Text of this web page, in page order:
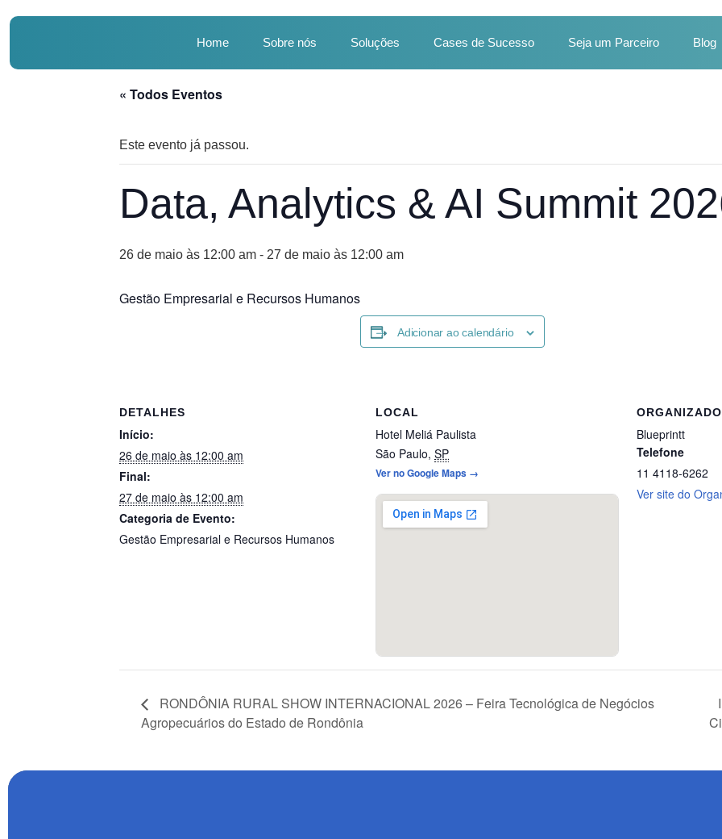
Home Sobre nós Soluções Cases de Sucesso Seja um Parceiro Blog
« Todos Eventos
Este evento já passou.
Data, Analytics & AI Summit
26 de maio às 12:00 am - 27 de maio às 12:00 am
Gestão Empresarial e Recursos Humanos
Adicionar ao calendário
DETALHES
Início:
26 de maio às 12:00 am
Final:
27 de maio às 12:00 am
Categoria de Evento:
Gestão Empresarial e Recursos Humanos
LOCAL
Hotel Meliá Paulista
São Paulo, SP
Ver no Google Maps →
Blueprintt
Telefone
11 4118-6262
Ver site do
RONDÔNIA RURAL SHOW INTERNACIONAL 2026 – Feira Tecnológica de Negócios
Agropecuários do Estado de Rondônia